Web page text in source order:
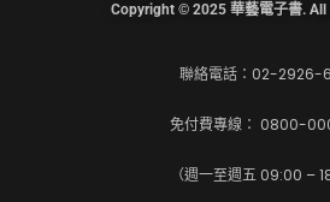
聯絡電話：02-2926-
免付費專線： 0800-
（週一至週五 09:00 –
Copyright © 2025 華藝電子書. All